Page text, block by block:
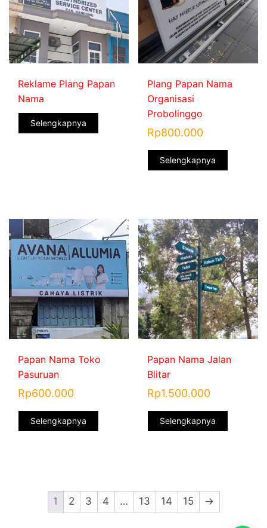
Reklame Plang Papan
Nama
Selengkapnya
Plang Papan Nama
Organisasi
Probolinggo
Rp800.000
Selengkapnya
Papan Nama Toko
Pasuruan
Rp600.000
Selengkapnya
Papan Nama Jalan
Blitar
Rp1.500.000
Selengkapnya
1 2 3 4 … 13 14 15 →